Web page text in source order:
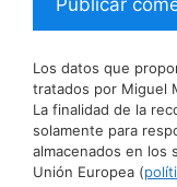
Los datos que
tratados por Miguel
La finalidad de la
solamente para
almacenados en los
Unión Europea (